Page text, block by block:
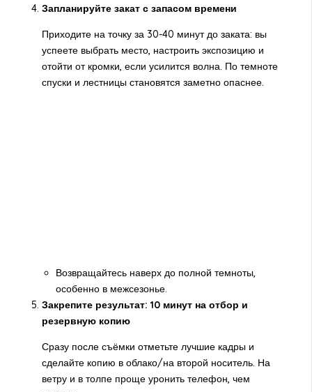
Запланируйте закат с запасом времени
Приходите на точку за 30-40 минут до заката: вы
успеете выбрать место, настроить экспозицию и
отойти от кромки, если усилится волна. По темноте
спуски и лестницы становятся заметно опаснее.
Возвращайтесь наверх до полной темноты,
особенно в межсезонье.
Закрепите результат: 10 минут на отбор и
резервную копию
Сразу после съёмки отметьте лучшие кадры и
сделайте копию в облако/на второй носитель. На
ветру и в толпе проще уронить телефон, чем